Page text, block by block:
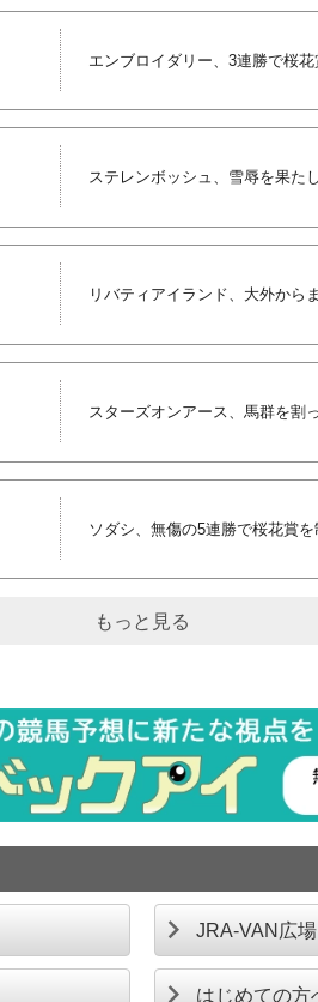
エンブロイダリー、3連勝で桜花
ステレンボッシュ、雪辱を果た
リバティアイランド、大外から
スターズオンアース、馬群を割
ソダシ、無傷の5連勝で桜花賞を
もっと見る
JRA-VAN広場
はじめての方